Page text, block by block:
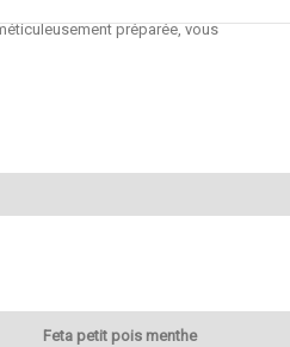
préparée, vous
Feta petit pois menthe